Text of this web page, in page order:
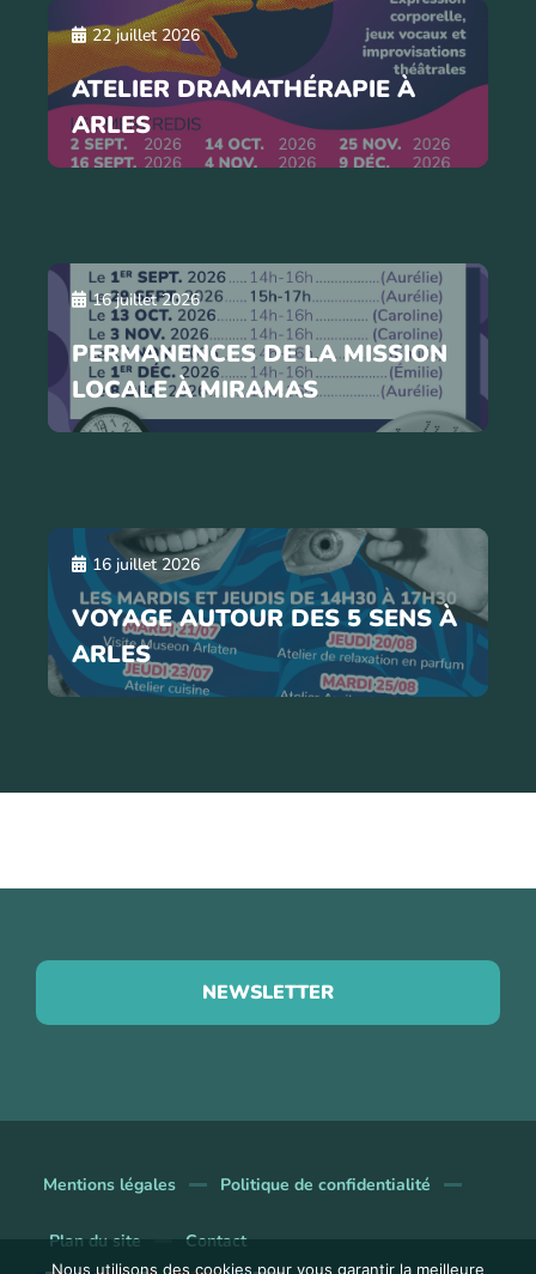
22 juillet 2026
ATELIER DRAMATHÉRAPIE À
ARLES
16 juillet 2026
PERMANENCES DE LA MISSION
LOCALE À MIRAMAS
16 juillet 2026
VOYAGE AUTOUR DES 5 SENS À
ARLES
NEWSLETTER
Mentions légales Politique de confidentialité
Plan du site Contact
Nous utilisons des cookies pour vous garantir la meilleure